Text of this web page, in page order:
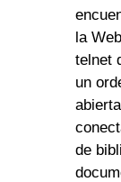
la
telnet
un
de